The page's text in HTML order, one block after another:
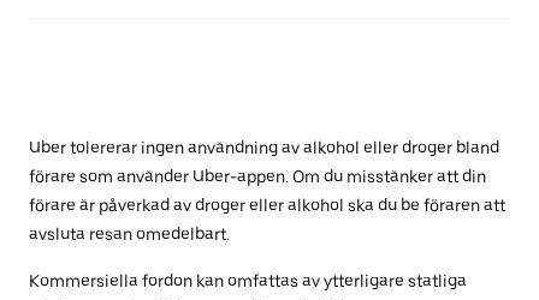
Uber tolererar ingen användning av alkohol eller droger bland
förare som använder Uber-appen. Om du misstänker att din
förare är påverkad av droger eller alkohol ska du be föraren att
avsluta resan omedelbart.
Kommersiella fordon kan omfattas av ytterligare statliga